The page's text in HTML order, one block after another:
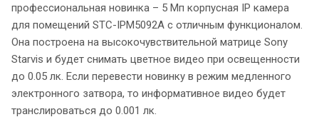
профессиональная новинка – 5 Мп корпусная IP камера
для помещений STC-IPM5092A с отличным функционалом.
Она построена на высокочувствительной матрице Sony
Starvis и будет снимать цветное видео при освещенности
до 0.05 лк. Если перевести новинку в режим медленного
электронного затвора, то информативное видео будет
транслироваться до 0.001 лк.